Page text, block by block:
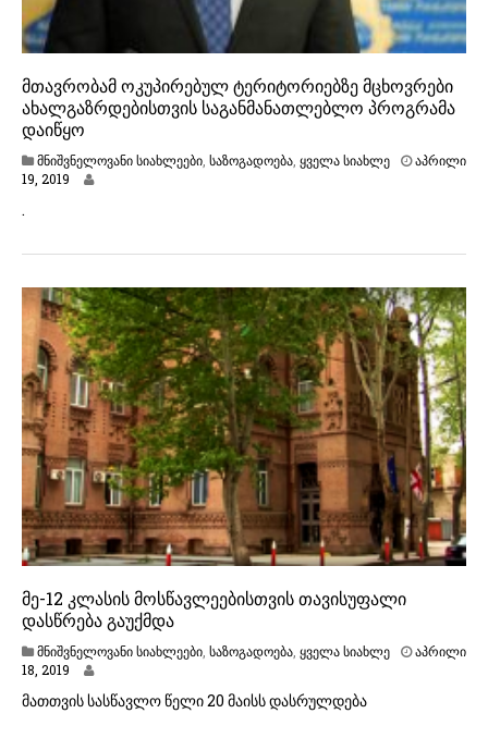
მთავრობამ ოკუპირებულ ტერიტორიებზე მცხოვრები
ახალგაზრდებისთვის საგანმანათლებლო პროგრამა
დაიწყო
მნიშვნელოვანი სიახლეები საზოგადოება ყველა სიახლე
აპრილი
19, 2019
.
მე-12 კლასის მოსწავლეებისთვის თავისუფალი
დასწრება გაუქმდა
მნიშვნელოვანი სიახლეები საზოგადოება ყველა სიახლე
აპრილი
18, 2019
მათთვის სასწავლო წელი 20 მაისს დასრულდება